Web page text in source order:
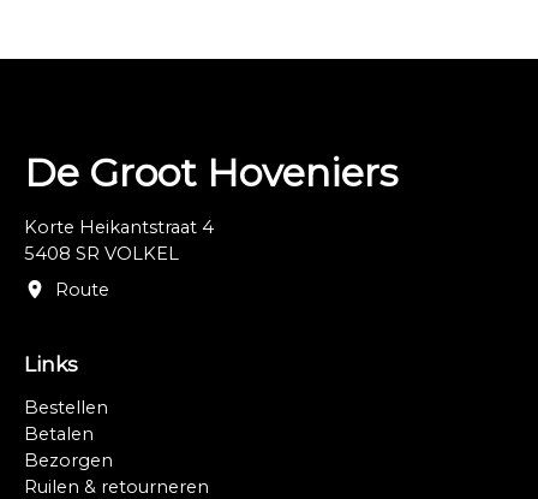
De Groot Hoveniers
Korte Heikantstraat 4
5408 SR VOLKEL
Route
Links
Bestellen
Betalen
Bezorgen
Ruilen & retourneren